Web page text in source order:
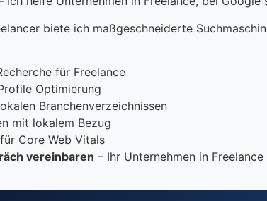
biete ich maßgeschneiderte
für Freelance
Optimierung
Branchenverzeichnissen
mit lokalem Bezug
Core Web Vitals
vereinbaren – Ihr Unternehmen in